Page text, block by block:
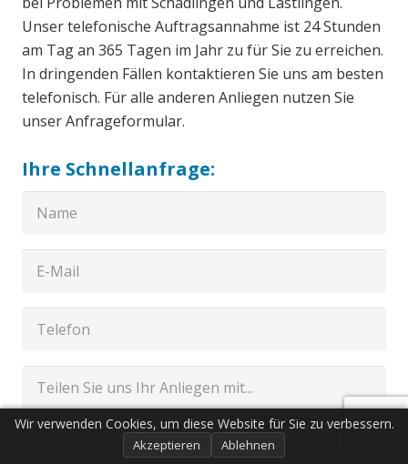
Unser telefonische Auftragsannahme ist 24 Stunden
am Tag an 365 Tagen im Jahr zu für Sie zu erreichen.
In dringenden Fällen kontaktieren Sie uns am besten
telefonisch. Für alle anderen Anliegen nutzen Sie
unser Anfrageformular.
Ihre Schnellanfrage:
Wir verwenden Cookies, um diese Website für Sie zu verbessern.
Akzeptieren Ablehnen